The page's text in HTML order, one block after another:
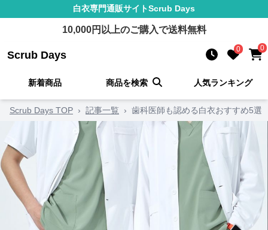
白衣専門通販サイトScrub Days
10,000円以上のご購入で送料無料
Scrub Days 0 0
新着商品 商品を検索 人気ランキング
Scrub Days TOP › 記事一覧 › 歯科医師も認める白衣おすすめ5選